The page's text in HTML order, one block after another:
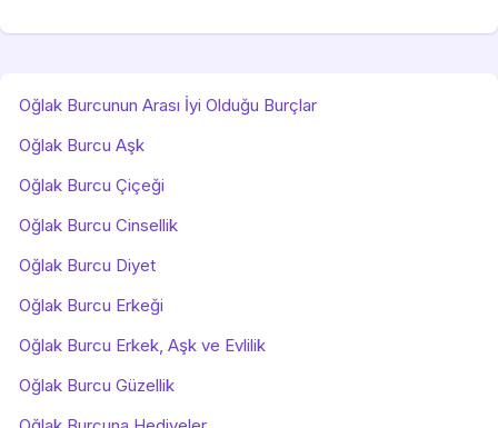
Oğlak Burcunun Arası İyi Olduğu Burçlar
Oğlak Burcu Aşk
Oğlak Burcu Çiçeği
Oğlak Burcu Cinsellik
Oğlak Burcu Diyet
Oğlak Burcu Erkeği
Oğlak Burcu Erkek, Aşk ve Evlilik
Oğlak Burcu Güzellik